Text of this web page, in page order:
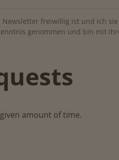
freiwillig ist und ich
genommen und bin mit
amount of time.